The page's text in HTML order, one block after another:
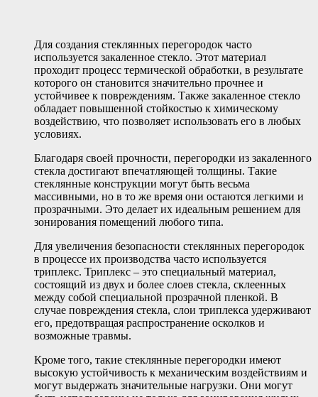
Для создания стеклянных перегородок часто
используется закаленное стекло. Этот материал
проходит процесс термической обработки, в результате
которого он становится значительно прочнее и
устойчивее к повреждениям. Также закаленное стекло
обладает повышенной стойкостью к химическому
воздействию, что позволяет использовать его в любых
условиях.
Благодаря своей прочности, перегородки из закаленного
стекла достигают впечатляющей толщины. Такие
стеклянные конструкции могут быть весьма
массивными, но в то же время они остаются легкими и
прозрачными. Это делает их идеальным решением для
зонирования помещений любого типа.
Для увеличения безопасности стеклянных перегородок
в процессе их производства часто используется
триплекс. Триплекс – это специальный материал,
состоящий из двух и более слоев стекла, склеенных
между собой специальной прозрачной пленкой. В
случае повреждения стекла, слои триплекса удерживают
его, предотвращая распространение осколков и
возможные травмы.
Кроме того, такие стеклянные перегородки имеют
высокую устойчивость к механическим воздействиям и
могут выдержать значительные нагрузки. Они могут